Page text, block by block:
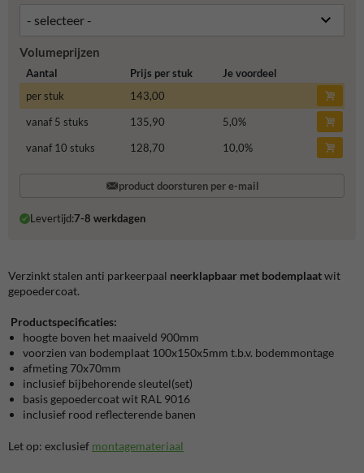
Volumeprijzen
Aantal Prijs per stuk
Je voordeel
per stuk
143,00
vanaf 5 stuks
135,90 5,0%
vanaf 10 stuks
128,70 10,0%
product doorsturen per e-mail
Levertijd:7-8 werkdagen
Verzinkt stalen anti parkeerpaal neerklapbaar met bodemplaatwit
gepoedercoat.
Productspecificaties:
hoogte boven het maaiveld 900mm
voorzien van bodemplaat 100x150x5mm t.b.v. bodemmontage
afmeting 70x70mm
inclusief bijbehorende sleutel(set)
basis gepoedercoat wit RAL 9016
inclusief rood reflecterende banen
Let op: exclusief montagemateriaal